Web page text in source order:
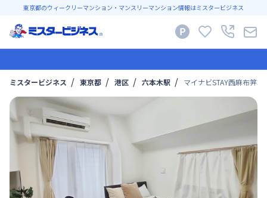
東京都のウィークリーマンション・マンスリーマンション情報はミスタービジネス
ミスタービジネス 東京都 港区 六本木駅 マイナビSTAY西麻布笄坂